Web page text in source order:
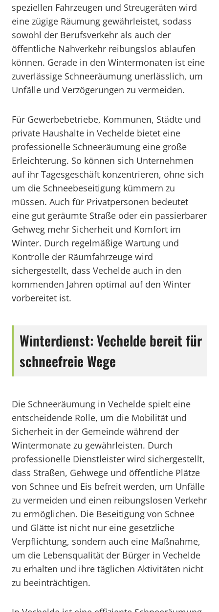
speziellen Fahrzeugen und Streugeräten wird
eine zügige Räumung gewährleistet, sodass
sowohl der Berufsverkehr als auch der
öffentliche Nahverkehr reibungslos ablaufen
können. Gerade in den Wintermonaten ist eine
zuverlässige Schneeräumung unerlässlich, um
Unfälle und Verzögerungen zu vermeiden.
Für Gewerbebetriebe, Kommunen, Städte und
private Haushalte in Vechelde bietet eine
professionelle Schneeräumung eine große
Erleichterung. So können sich Unternehmen
auf ihr Tagesgeschäft konzentrieren, ohne sich
um die Schneebeseitigung kümmern zu
müssen. Auch für Privatpersonen bedeutet
eine gut geräumte Straße oder ein passierbarer
Gehweg mehr Sicherheit und Komfort im
Winter. Durch regelmäßige Wartung und
Kontrolle der Räumfahrzeuge wird
sichergestellt, dass Vechelde auch in den
kommenden Jahren optimal auf den Winter
vorbereitet ist.
Winterdienst: Vechelde bereit für
schneefreie Wege
Die Schneeräumung in Vechelde spielt eine
entscheidende Rolle, um die Mobilität und
Sicherheit in der Gemeinde während der
Wintermonate zu gewährleisten. Durch
professionelle Dienstleister wird sichergestellt,
dass Straßen, Gehwege und öffentliche Plätze
von Schnee und Eis befreit werden, um Unfälle
zu vermeiden und einen reibungslosen Verkehr
zu ermöglichen. Die Beseitigung von Schnee
und Glätte ist nicht nur eine gesetzliche
Verpflichtung, sondern auch eine Maßnahme,
um die Lebensqualität der Bürger in Vechelde
zu erhalten und ihre täglichen Aktivitäten nicht
zu beeinträchtigen.